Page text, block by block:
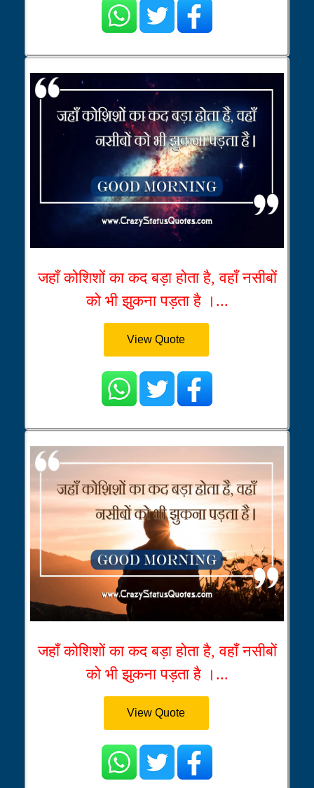
जहाँ कोशिशों का कद बड़ा होता है, वहाँ नसीबों
को भी झुकना पड़ता है ।...
View Quote
जहाँ कोशिशों का कद बड़ा होता है, वहाँ नसीबों
को भी झुकना पड़ता है ।...
View Quote